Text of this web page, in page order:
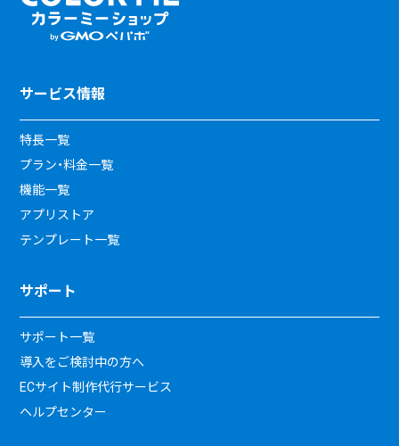
サービス情報
特長一覧
プラン・料金一覧
機能一覧
アプリストア
テンプレート一覧
サポート
サポート一覧
導入をご検討中の方へ
ECサイト制作代行サービス
ヘルプセンター